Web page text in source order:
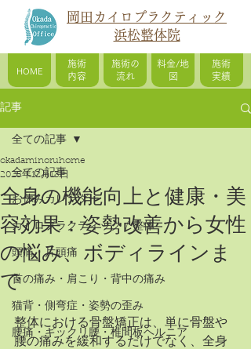
HOME
施術
内容
施術の
流れ
料金/地
図
施術
実績
岡田カイロプラクティック
浜松整体院
記事
全ての記事
お休みカレンダー
カイロプラクティック / 整体
頭痛・片頭痛
首の痛み・肩こり・背中の痛み
猫背・側弯症・姿勢の歪み
腰痛・ギックリ腰・椎間板ヘルニア
全ての記事
全身の機能向上と健康・美
容効果：姿勢改善から女性
の悩み、ボディラインま
で
okadaminoruhome
2025年12月13日
整体における骨盤矯正は、単に骨盤や
腰の痛みを緩和するだけでなく、全身